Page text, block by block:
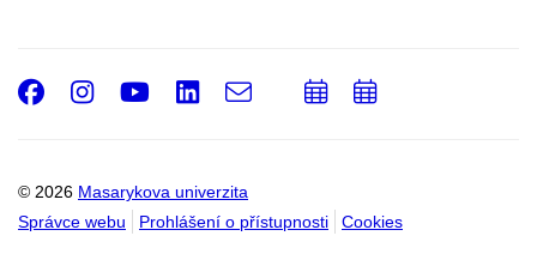
© 2026 Masarykova univerzita
Správce webu
Prohlášení o přístupnosti Cookies
Facebook
Instagram
Youtube
LinkedIn
e-
Email
PřidatPřidat